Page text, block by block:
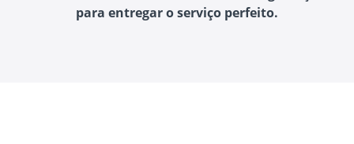
para entregar o serviço perfeito.